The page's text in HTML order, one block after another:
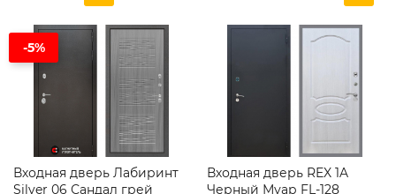
-5%
Входная дверь Лабиринт
Silver 06 Сандал грей
Входная дверь REX 1A
Черный Муар FL-128